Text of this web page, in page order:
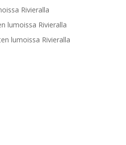
Rivieralla
lumoissa Rivieralla
lumoissa Rivieralla